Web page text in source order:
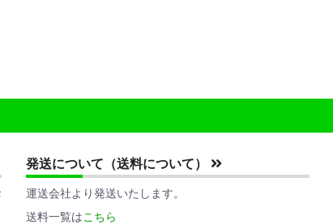
発送について（送料について）
運送会社より発送いたします。
送料一覧はこちら